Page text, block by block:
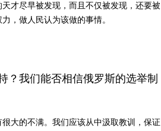
才尽早被发现，而且不仅被发现，还要被
，做人民认为该做的事情。
？我们能否相信俄罗斯的选举制
大的不满。我们应该从中汲取教训，保证